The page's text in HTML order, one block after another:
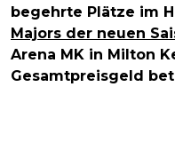
begehrte Plätze im
Majors der neuen
Arena MK in Milton
Gesamtpreisgeld